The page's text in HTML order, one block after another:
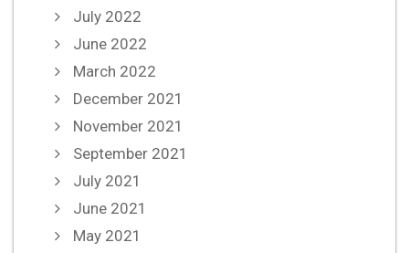
July 2022
June 2022
March 2022
December 2021
November 2021
September 2021
July 2021
June 2021
May 2021